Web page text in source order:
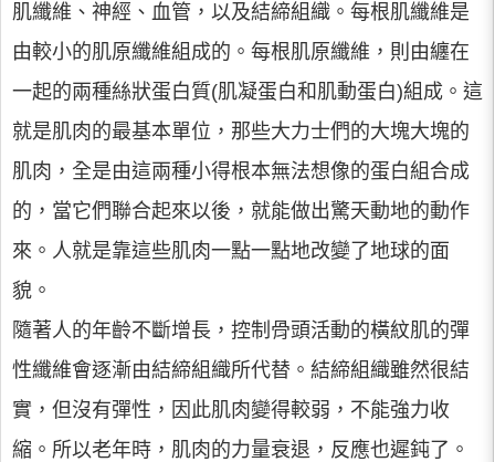
肌纖維、神經、血管，以及結締組織。每根肌纖維是
由較小的肌原纖維組成的。每根肌原纖維，則由纏在
一起的兩種絲狀蛋白質(肌凝蛋白和肌動蛋白)組成。這
就是肌肉的最基本單位，那些大力士們的大塊大塊的
肌肉，全是由這兩種小得根本無法想像的蛋白組合成
的，當它們聯合起來以後，就能做出驚天動地的動作
來。人就是靠這些肌肉一點一點地改變了地球的面
貌。
隨著人的年齡不斷增長，控制骨頭活動的橫紋肌的彈
性纖維會逐漸由結締組織所代替。結締組織雖然很結
實，但沒有彈性，因此肌肉變得較弱，不能強力收
縮。所以老年時，肌肉的力量衰退，反應也遲鈍了。